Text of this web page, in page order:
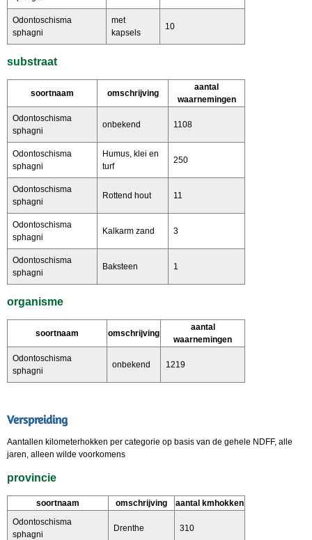
Odontoschisma
sphagni
met
kapsels
10
substraat
soortnaam omschrijving
aantal
waarnemingen
Odontoschisma
sphagni
onbekend 1108
Odontoschisma
sphagni
Humus, klei en
turf
250
Odontoschisma
sphagni
Rottend hout 11
Odontoschisma
sphagni
Kalkarm zand 3
Odontoschisma
sphagni
Baksteen 1
organisme
soortnaam omschrijving
aantal
waarnemingen
Odontoschisma
sphagni
onbekend 1219
Verspreiding
Aantallen kilometerhokken per categorie op basis van de gehele NDFF, alle
jaren, alleen wilde voorkomens
provincie
soortnaam omschrijving
aantal kmhokken
Odontoschisma
sphagni
Drenthe 310